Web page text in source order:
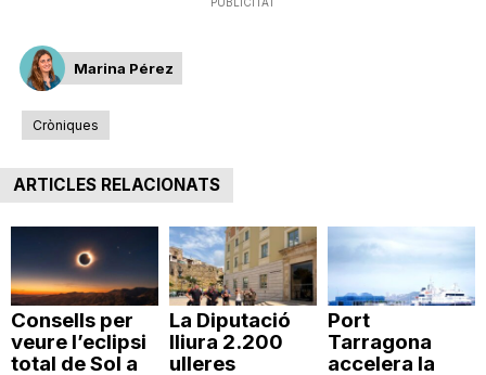
Marina Pérez
Cròniques
ARTICLES RELACIONATS
Consells per
veure l’eclipsi
total de Sol a
La Diputació
lliura 2.200
ulleres
Port
Tarragona
accelera la